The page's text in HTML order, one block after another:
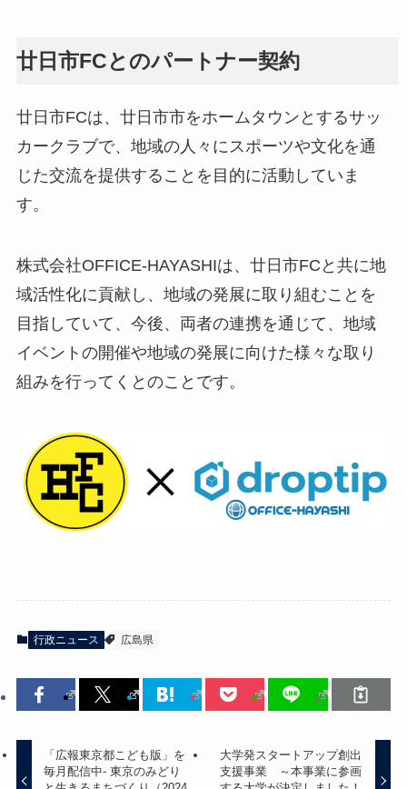
廿日市FCとのパートナー契約
廿日市FCは、廿日市市をホームタウンとするサッ
カークラブで、地域の人々にスポーツや文化を通
じた交流を提供することを目的に活動していま
す。
株式会社OFFICE-HAYASHIは、廿日市FCと共に地
域活性化に貢献し、地域の発展に取り組むことを
目指していて、今後、両者の連携を通じて、地域
イベントの開催や地域の発展に向けた様々な取り
組みを行ってくとのことです。
行政ニュース 広島県
「広報東京都こども版」を
毎月配信中- 東京のみどり
大学発スタートアップ創出
支援事業 ～本事業に参画